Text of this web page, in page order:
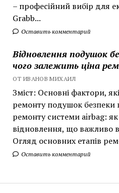
– професійний вибір для
Grabb...
Оставить комментарий
Відновлення подушок
чого залежить ціна
ОТ ИВАНОВ МИХАИЛ
Зміст: Основні фактори,
ремонту подушок безпеки
ремонту системи airbag:
відновлення, що важливо
Огляд основних етапів
Оставить комментарий